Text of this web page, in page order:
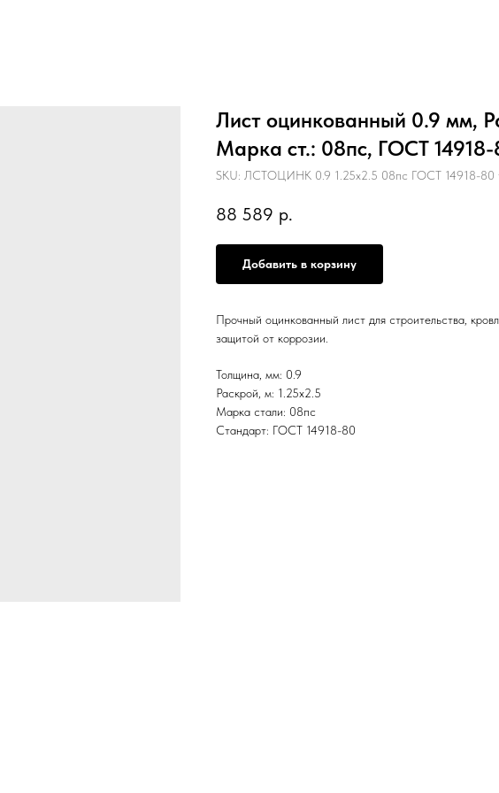
Лист оцинкованный 0.9 мм,
Марка ст.: 08пс, ГОСТ
SKU: ЛСТОЦИНК 0.9 1.25х2.5 08пс ГОСТ 14918-80
88 589 р.
Добавить в корзину
Прочный оцинкованный лист для строительства,
защитой от коррозии.
Толщина, мм: 0.9
Раскрой, м: 1.25х2.5
Марка стали: 08пс
Стандарт: ГОСТ 14918-80